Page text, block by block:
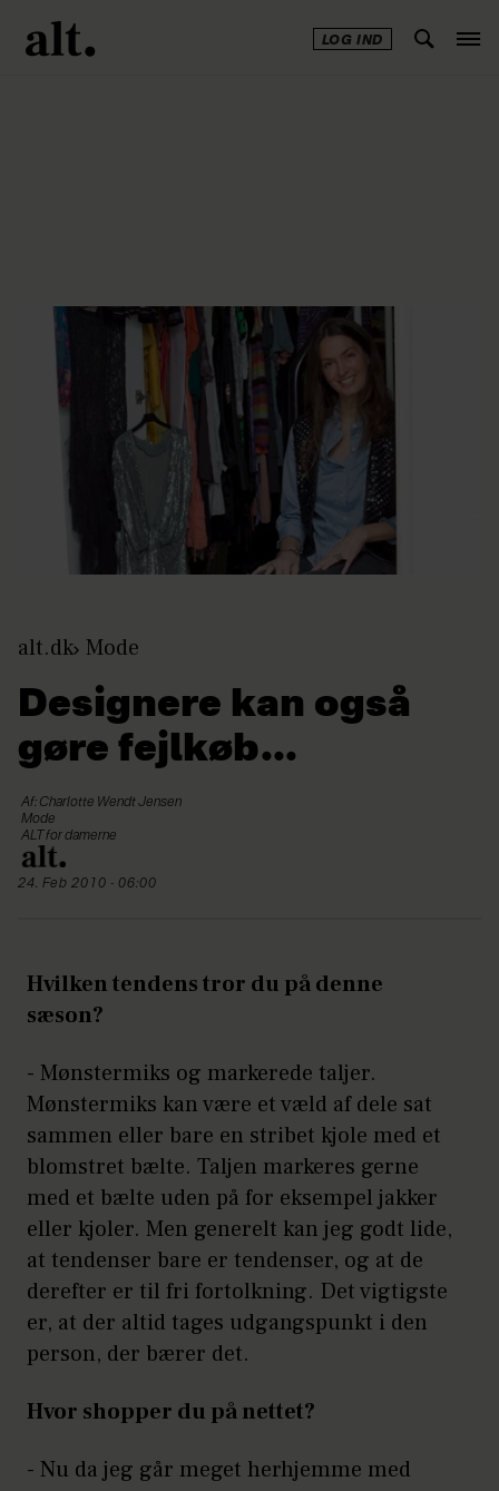
LOG IND
alt.dk Mode
Designere kan også
gøre fejlkøb...
Af: Charlotte Wendt Jensen
Mode
ALT for damerne
24. Feb 2010 - 06:00
Hvilken tendens tror du på denne
sæson?
- Mønstermiks og markerede taljer.
Mønstermiks kan være et væld af dele sat
sammen eller bare en stribet kjole med et
blomstret bælte. Taljen markeres gerne
med et bælte uden på for eksempel jakker
eller kjoler. Men generelt kan jeg godt lide,
at tendenser bare er tendenser, og at de
derefter er til fri fortolkning. Det vigtigste
er, at der altid tages udgangspunkt i den
person, der bærer det.
Hvor shopper du på nettet?
- Nu da jeg går meget herhjemme med